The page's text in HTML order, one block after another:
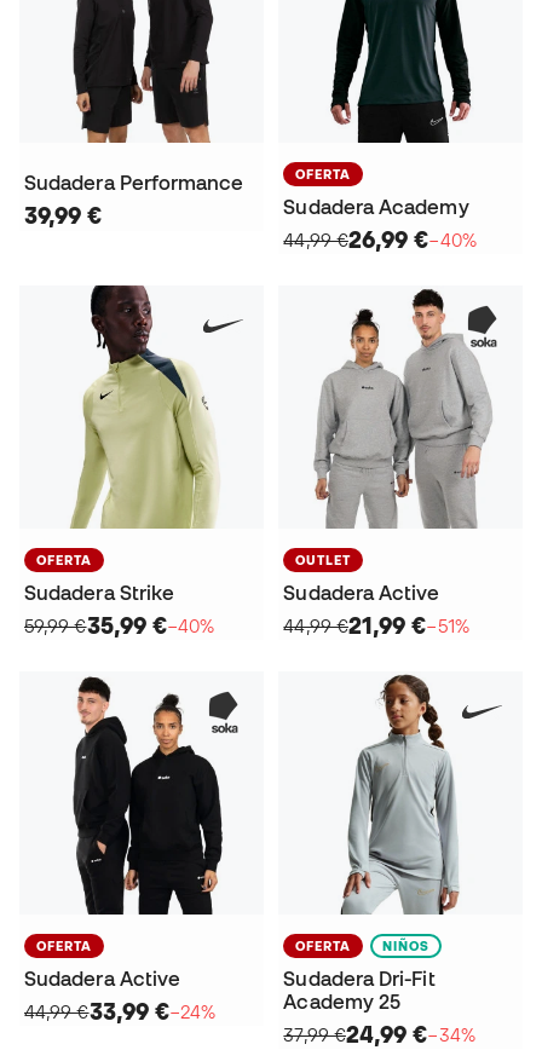
Sudadera Performance
39,99 €
OFERTA
Sudadera Academy
44,99 €26,99 €−40%
OFERTA
Sudadera Strike
59,99 €35,99 €−40%
OUTLET
Sudadera Active
44,99 €21,99 €−51%
OFERTA
Sudadera Active
44,99 €33,99 €−24%
OFERTA NIÑOS
Sudadera Dri-Fit
Academy 25
37,99 €24,99 €−34%